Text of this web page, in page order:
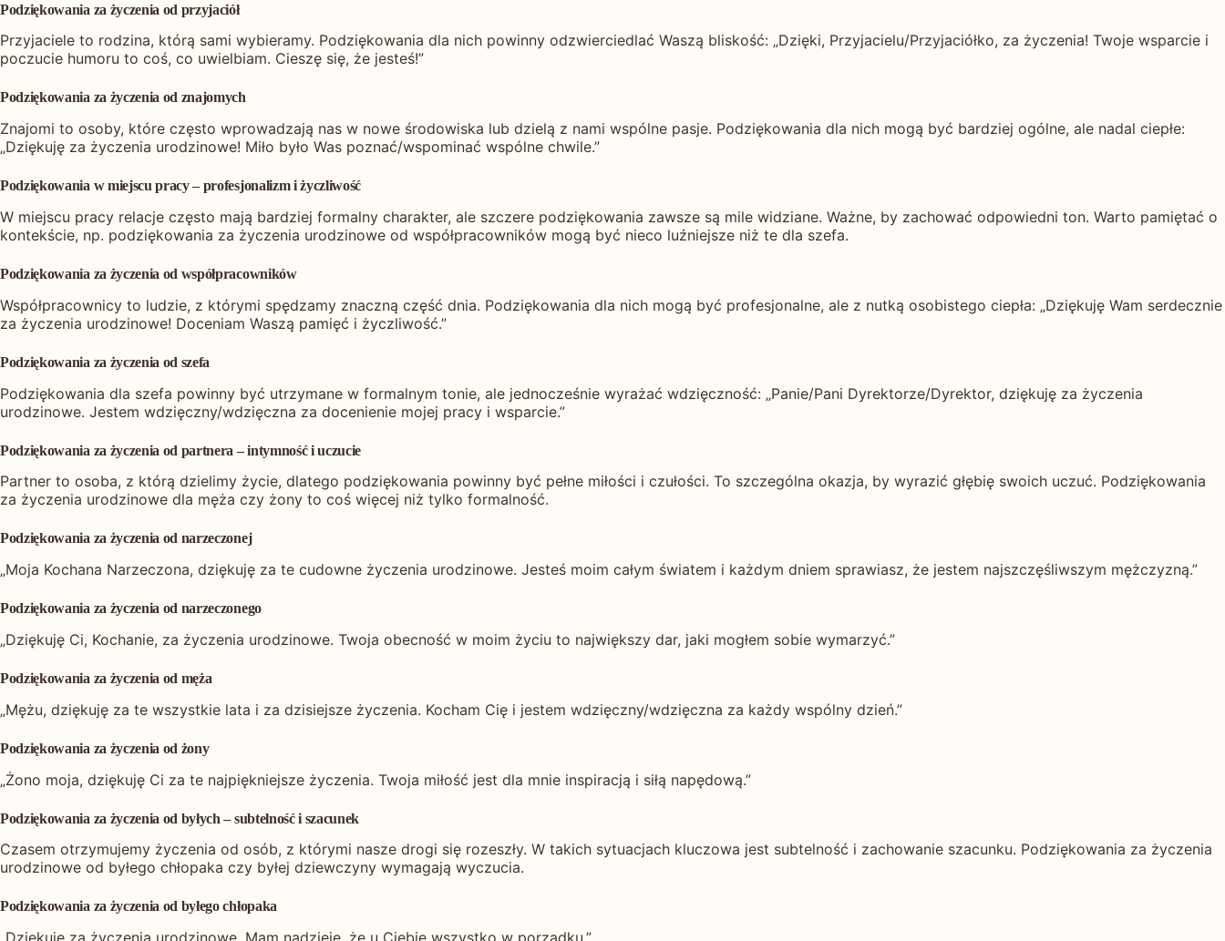
Podziękowania za życzenia od przyjaciół
Przyjaciele to rodzina, którą sami wybieramy. Podziękowania dla nich powinny odzwierciedlać Waszą bliskość: „Dzięki, Przyjacielu/Przyjaciółko, za życzenia! Twoje wsparcie i
poczucie humoru to coś, co uwielbiam. Cieszę się, że jesteś!”
Podziękowania za życzenia od znajomych
Znajomi to osoby, które często wprowadzają nas w nowe środowiska lub dzielą z nami wspólne pasje. Podziękowania dla nich mogą być bardziej ogólne, ale nadal ciepłe:
„Dziękuję za życzenia urodzinowe! Miło było Was poznać/wspominać wspólne chwile.”
Podziękowania w miejscu pracy – profesjonalizm i życzliwość
W miejscu pracy relacje często mają bardziej formalny charakter, ale szczere podziękowania zawsze są mile widziane. Ważne, by zachować odpowiedni ton. Warto pamiętać o
kontekście, np. podziękowania za życzenia urodzinowe od współpracowników mogą być nieco luźniejsze niż te dla szefa.
Podziękowania za życzenia od współpracowników
Współpracownicy to ludzie, z którymi spędzamy znaczną część dnia. Podziękowania dla nich mogą być profesjonalne, ale z nutką osobistego ciepła: „Dziękuję Wam serdecznie
za życzenia urodzinowe! Doceniam Waszą pamięć i życzliwość.”
Podziękowania za życzenia od szefa
Podziękowania dla szefa powinny być utrzymane w formalnym tonie, ale jednocześnie wyrażać wdzięczność: „Panie/Pani Dyrektorze/Dyrektor, dziękuję za życzenia
urodzinowe. Jestem wdzięczny/wdzięczna za docenienie mojej pracy i wsparcie.”
Podziękowania za życzenia od partnera – intymność i uczucie
Partner to osoba, z którą dzielimy życie, dlatego podziękowania powinny być pełne miłości i czułości. To szczególna okazja, by wyrazić głębię swoich uczuć. Podziękowania
za życzenia urodzinowe dla męża czy żony to coś więcej niż tylko formalność.
Podziękowania za życzenia od narzeczonej
„Moja Kochana Narzeczona, dziękuję za te cudowne życzenia urodzinowe. Jesteś moim całym światem i każdym dniem sprawiasz, że jestem najszczęśliwszym mężczyzną.”
Podziękowania za życzenia od narzeczonego
„Dziękuję Ci, Kochanie, za życzenia urodzinowe. Twoja obecność w moim życiu to największy dar, jaki mogłem sobie wymarzyć.”
Podziękowania za życzenia od męża
„Mężu, dziękuję za te wszystkie lata i za dzisiejsze życzenia. Kocham Cię i jestem wdzięczny/wdzięczna za każdy wspólny dzień.”
Podziękowania za życzenia od żony
„Żono moja, dziękuję Ci za te najpiękniejsze życzenia. Twoja miłość jest dla mnie inspiracją i siłą napędową.”
Podziękowania za życzenia od byłych – subtelność i szacunek
Czasem otrzymujemy życzenia od osób, z którymi nasze drogi się rozeszły. W takich sytuacjach kluczowa jest subtelność i zachowanie szacunku. Podziękowania za życzenia
urodzinowe od byłego chłopaka czy byłej dziewczyny wymagają wyczucia.
Podziękowania za życzenia od byłego chłopaka